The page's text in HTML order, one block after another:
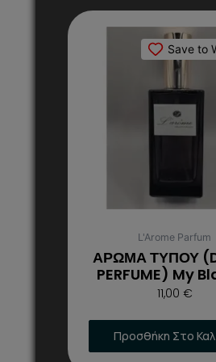
Save to
L'Arome Parfum
ΑΡΩΜΑ ΤΥΠΟΥ
PERFUME) My
11,00 €
Προσθήκη Στο
το
προϊόν
έχει
Οι
να
στη
σελίδα
του